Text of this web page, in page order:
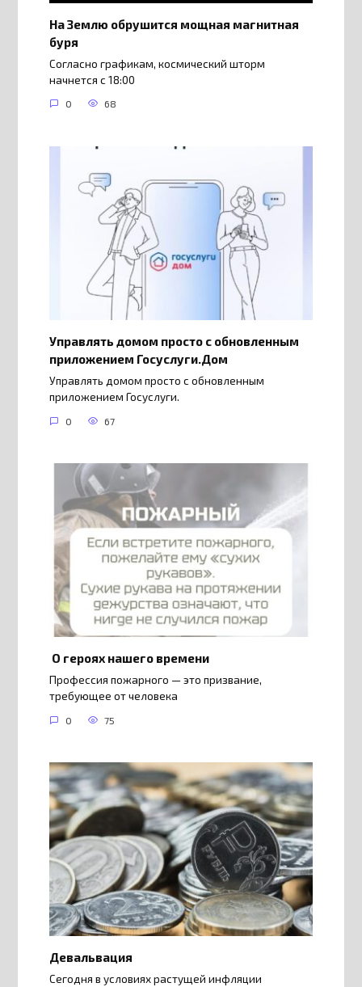
На Землю обрушится мощная магнитная
буря
Согласно графикам, космический шторм
начнется с 18:00
0 68
Управлять домом просто с обновленным
приложением Госуслуги.Дом
Управлять домом просто с обновленным
приложением Госуслуги.
0 67
О героях нашего времени
Профессия пожарного — это призвание,
требующее от человека
0 75
Девальвация
Сегодня в условиях растущей инфляции